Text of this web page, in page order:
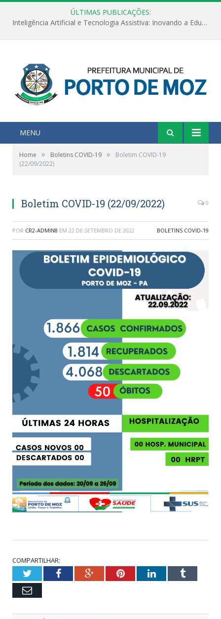
ÚLTIMAS PUBLICAÇÕES:
Inteligência Artificial e Tecnologia Assistiva: Inovando a Educação Especial e Inclusiva
MENU
Home » Boletins COVID-19 »
Boletim COVID-19
(22/09/2022)
Boletim COVID-19 (22/09/2022) 0
POR CR2-ADMIN8 EM 22 DE SETEMBRO DE 2022 BOLETINS COVID-19
COMPARTILHAR:
TwitterFacebookGoogle+PinterestLinkedInTumblr
Email